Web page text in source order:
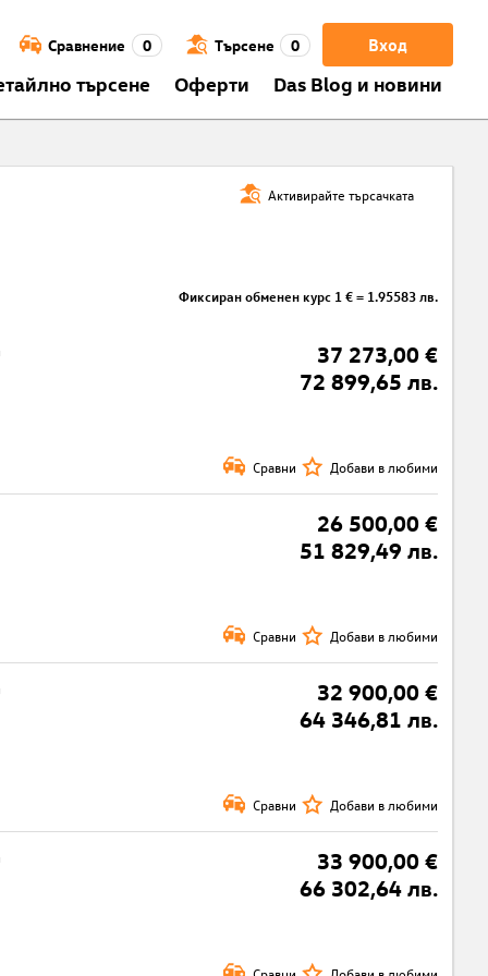
Вход
Сравнение 0 Търсене 0
търсене Оферти Das Blog и новини
Активирайте търсачката
Фиксиран обменен курс 1 € = 1.95583 лв.
37 273,00 €
72 899,65 лв.
Сравни Добави в любими
26 500,00 €
51 829,49 лв.
Сравни Добави в любими
32 900,00 €
64 346,81 лв.
Сравни Добави в любими
33 900,00 €
66 302,64 лв.